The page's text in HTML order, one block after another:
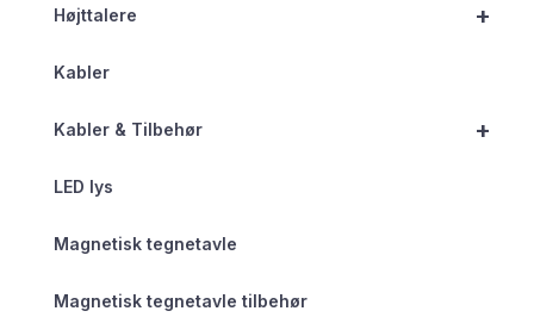
+
Højttalere
Kabler
+
Kabler & Tilbehør
LED lys
Magnetisk tegnetavle
Magnetisk tegnetavle tilbehør